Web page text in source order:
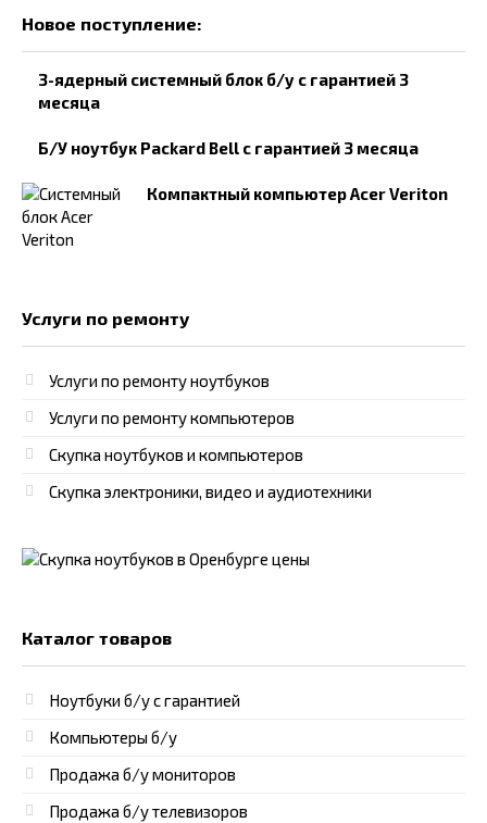
Новое поступление:
3-ядерный системный блок б/у с гарантией 3
месяца
Б/У ноутбук Packard Bell с гарантией 3 месяца
Компактный компьютер Acer Veriton
Услуги по ремонту
Услуги по ремонту ноутбуков
Услуги по ремонту компьютеров
Скупка ноутбуков и компьютеров
Скупка электроники, видео и аудиотехники
Каталог товаров
Ноутбуки б/у с гарантией
Компьютеры б/у
Продажа б/у мониторов
Продажа б/у телевизоров